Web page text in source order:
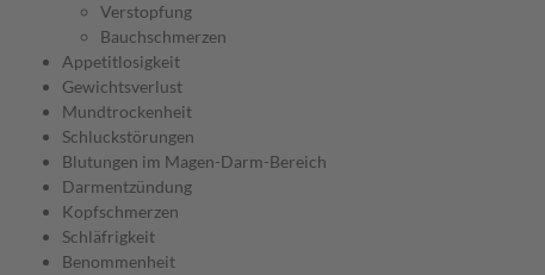
Verstopfung
Bauchschmerzen
Appetitlosigkeit
Gewichtsverlust
Mundtrockenheit
Schluckstörungen
Blutungen im Magen-Darm-Bereich
Darmentzündung
Kopfschmerzen
Schläfrigkeit
Benommenheit